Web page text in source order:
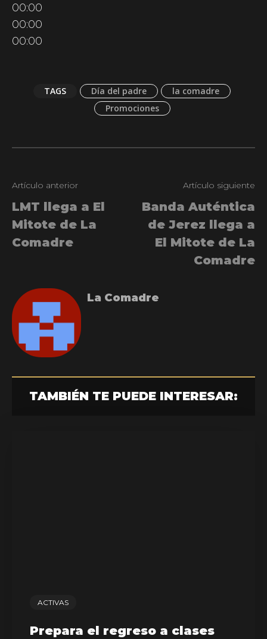
00:00
00:00
00:00
TAGS Día del padre
la comadre
Promociones
Artículo anterior
LMT llega a El
Mitote de La
Comadre
Artículo siguiente
Banda Auténtica
de Jerez llega a
El Mitote de La
Comadre
La Comadre
TAMBIÉN TE PUEDE INTERESAR:
ACTIVAS
Prepara el regreso a clases